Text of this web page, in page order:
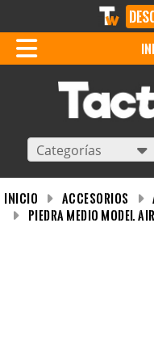
Categorías
INICIO Accesorios
Piedra Medio Model Air